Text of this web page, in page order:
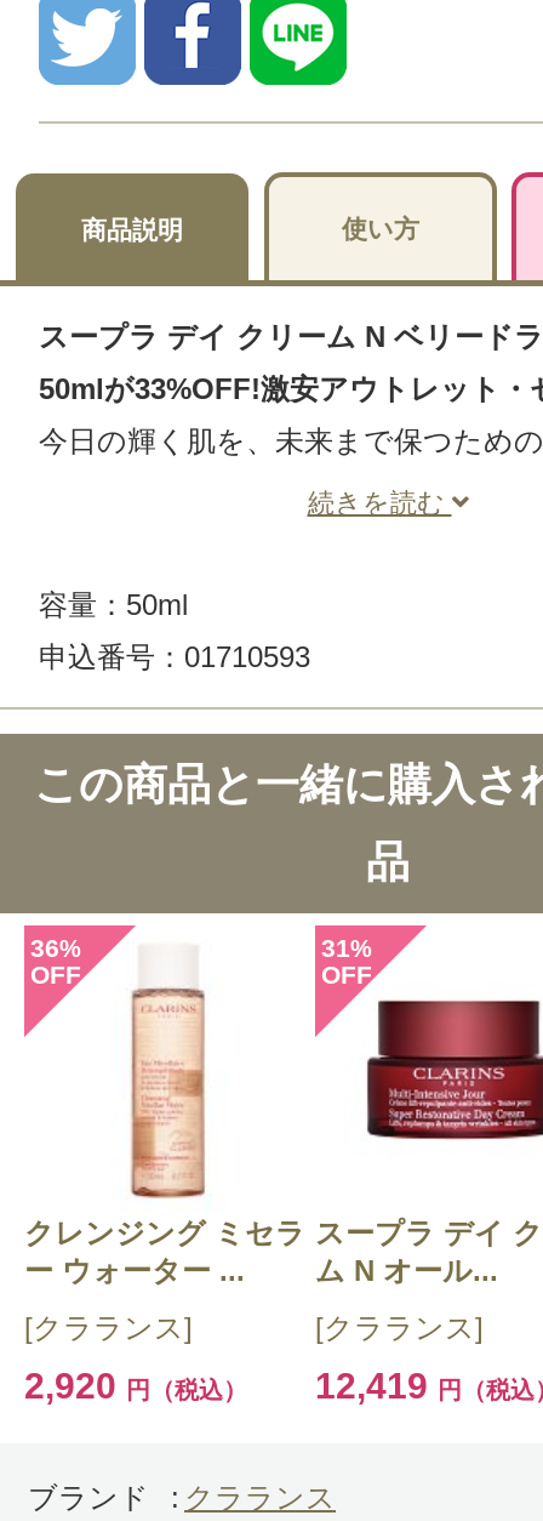
商品説明 使い方
スープラ デイ クリーム N ベリード
50mlが33%OFF!激安アウトレット・
今日の輝く肌を、未来まで保つため
続きを読む
容量：50ml
申込番号：01710593
このコスメのレビューを書いて
クチコミを投稿する
CT 会員様は、マイページの「購
らクチコミ投稿すると1 商品に
ントプレゼント！
この商品と一緒に購入さ
品
36%
OFF
クレンジング ミセラ
ー ウォーター ...
[クラランス]
2,920 円（税込）
31%
OFF
スープラ デイ
ム N オール...
[クラランス]
12,419 円（税込
ブランド : クラランス